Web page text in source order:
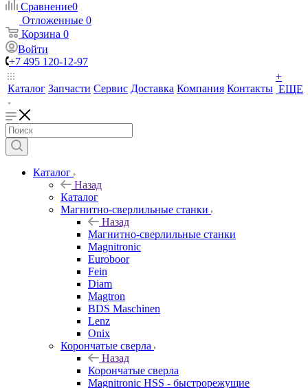
Сравнение0
Отложенные 0
Корзина 0
Войти
+7 495 120-12-97
Каталог Запчасти Сервис Доставка Компания Контакты
+
ЕЩЕ
Каталог
Назад
Каталог
Магнитно-сверлильные станки
Назад
Магнитно-сверлильные станки
Magnitronic
Euroboor
Fein
Diam
Magtron
BDS Maschinen
Lenz
Onix
Корончатые сверла
Назад
Корончатые сверла
Magnitronic HSS - быстрорежущие